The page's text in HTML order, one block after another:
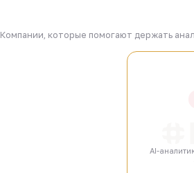
Компании, которые помогают держать
AI-